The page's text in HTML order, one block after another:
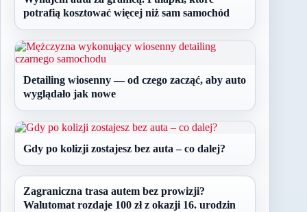
potrafią kosztować więcej niż sam samochód
Detailing wiosenny — od czego zacząć, aby auto
wyglądało jak nowe
Gdy po kolizji zostajesz bez auta – co dalej?
Zagraniczna trasa autem bez prowizji?
Walutomat rozdaje 100 zł z okazji 16. urodzin